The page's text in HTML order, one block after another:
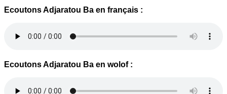
Ecoutons Adjaratou Ba en français :
Ecoutons Adjaratou Ba en wolof :